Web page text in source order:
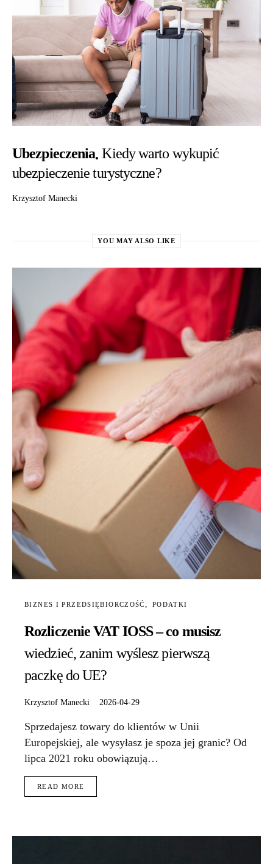
Ubezpieczenia Kiedy warto wykupić
ubezpieczenie turystyczne?
Krzysztof Manecki
YOU MAY ALSO LIKE
BIZNES I PRZEDSIĘBIORCZOŚĆ PODATKI
Rozliczenie VAT IOSS – co musisz
wiedzieć, zanim wyślesz pierwszą
paczkę do UE?
Krzysztof Manecki 2026-04-29
Sprzedajesz towary do klientów w Unii
Europejskiej, ale wysyłasz je spoza jej granic? Od
lipca 2021 roku obowiązują…
READ MORE